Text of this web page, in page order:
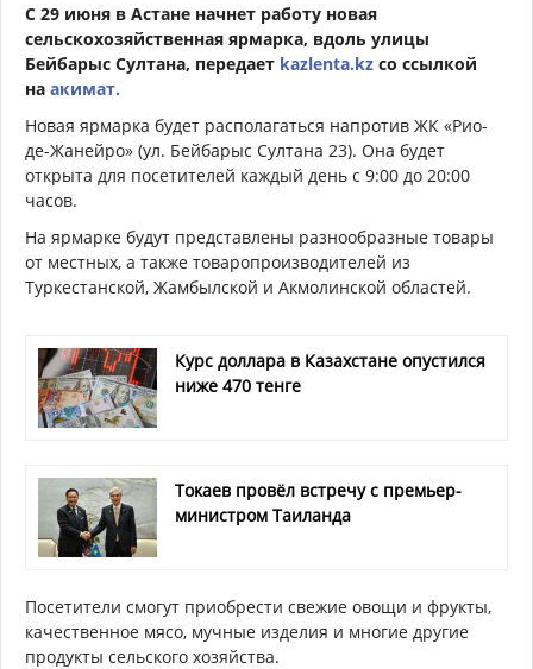
С 29 июня в Астане начнет работу новая
сельскохозяйственная ярмарка, вдоль улицы
Бейбарыс Султана, передает kazlenta.kz со ссылкой
на акимат.
Новая ярмарка будет располагаться напротив ЖК «Рио-
де-Жанейро» (ул. Бейбарыс Султана 23). Она будет
открыта для посетителей каждый день с 9:00 до 20:00
часов.
На ярмарке будут представлены разнообразные товары
от местных, а также товаропроизводителей из
Туркестанской, Жамбылской и Акмолинской областей.
Курс доллара в Казахстане опустился
ниже 470 тенге
Токаев провёл встречу с премьер-
министром Таиланда
Посетители смогут приобрести свежие овощи и фрукты,
качественное мясо, мучные изделия и многие другие
продукты сельского хозяйства.